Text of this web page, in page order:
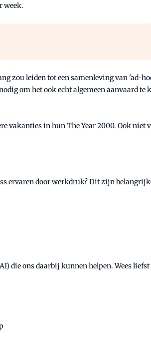
week.
zou leiden tot een samenleving van 'ad-
om het ook echt algemeen aanvaard
vakanties in hun The Year 2000. Ook niet
ervaren door werkdruk? Dit zijn
die ons daarbij kunnen helpen. Wees